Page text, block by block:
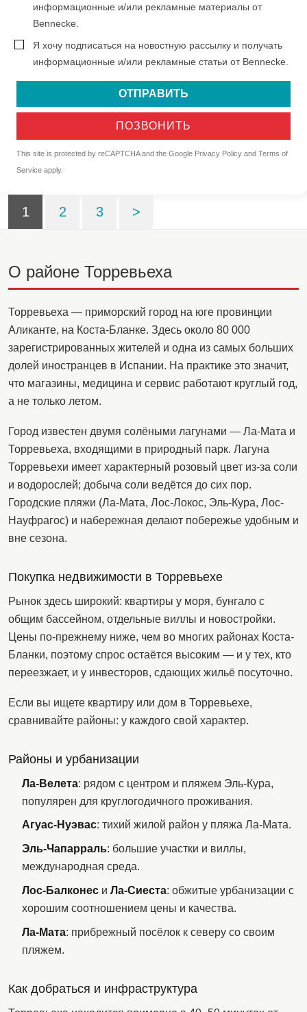
информационные и/или рекламные материалы от
Bennecke.
Я хочу подписаться на новостную рассылку и получать
информационные и/или рекламные статьи от Bennecke.
ОТПРАВИТЬ
ПОЗВОНИТЬ
This site is protected by reCAPTCHA and the Google Privacy Policy and Terms of
Service apply.
1 2 3 >
О районе Торревьеха
Торревьеха — приморский город на юге провинции
Аликанте, на Коста-Бланке. Здесь около 80 000
зарегистрированных жителей и одна из самых больших
долей иностранцев в Испании. На практике это значит,
что магазины, медицина и сервис работают круглый год,
а не только летом.
Город известен двумя солёными лагунами — Ла-Мата и
Торревьеха, входящими в природный парк. Лагуна
Торревьехи имеет характерный розовый цвет из-за соли
и водорослей; добыча соли ведётся до сих пор.
Городские пляжи (Ла-Мата, Лос-Локос, Эль-Кура, Лос-
Науфрагос) и набережная делают побережье удобным и
вне сезона.
Покупка недвижимости в Торревьехе
Рынок здесь широкий: квартиры у моря, бунгало с
общим бассейном, отдельные виллы и новостройки.
Цены по-прежнему ниже, чем во многих районах Коста-
Бланки, поэтому спрос остаётся высоким — и у тех, кто
переезжает, и у инвесторов, сдающих жильё посуточно.
Если вы ищете квартиру или дом в Торревьехе,
сравнивайте районы: у каждого свой характер.
Районы и урбанизации
Ла-Велета: рядом с центром и пляжем Эль-Кура,
популярен для круглогодичного проживания.
Агуас-Нуэвас: тихий жилой район у пляжа Ла-Мата.
Эль-Чапарраль: большие участки и виллы,
международная среда.
Лос-Балконес и Ла-Сиеста: обжитые урбанизации с
хорошим соотношением цены и качества.
Ла-Мата: прибрежный посёлок к северу со своим
пляжем.
Как добраться и инфраструктура